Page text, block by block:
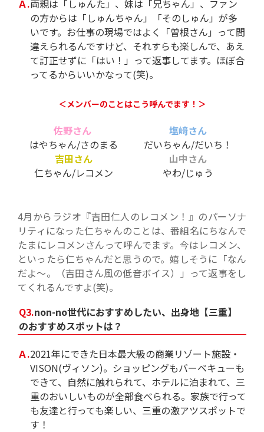
Ａ.両親は「しゅんた」、妹は「兄ちゃん」、ファン
の方からは「しゅんちゃん」「そのしゅん」が多
いです。お仕事の現場ではよく「曽根さん」って間
違えられるんですけど、それすらも楽しんで、あえ
て訂正せずに「はい！」って返事してます。ほぼ合
ってるからいいかなって(笑)。
＜メンバーのことはこう呼んでます！＞
佐野さん
はやちゃん/さのまる
吉田さん
仁ちゃん/レコメン
塩﨑さん
だいちゃん/だいち！
山中さん
やわ/じゅう
4月からラジオ『吉田仁人のレコメン！』のパーソナ
リティになった仁ちゃんのことは、番組名にちなんで
たまにレコメンさんって呼んでます。今はレコメン、
といったら仁ちゃんだと思うので。嬉しそうに 「なん
だよ～。
（吉田さん風の低音ボイス）
」って返事をし
てくれるんですよ(笑)。
Q3.non-no世代におすすめしたい、出身地【三重】
のおすすめスポットは？
Ａ.2021年にできた日本最大級の商業リゾート施設・
VISON(ヴィソン)。ショッピングもバーベキューも
できて、自然に触れられて、ホテルに泊まれて、三
重のおいしいものが全部食べられる。家族で行って
も友達と行っても楽しい、三重の激アツスポットで
す！